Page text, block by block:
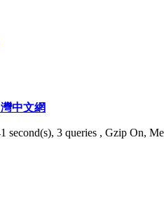
中文網
second(s), 3 queries , Gzip On,